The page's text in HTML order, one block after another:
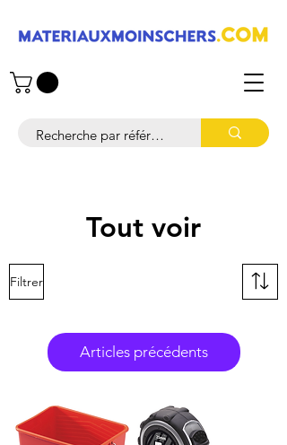
Tout voir
Filtrer
Articles précédents